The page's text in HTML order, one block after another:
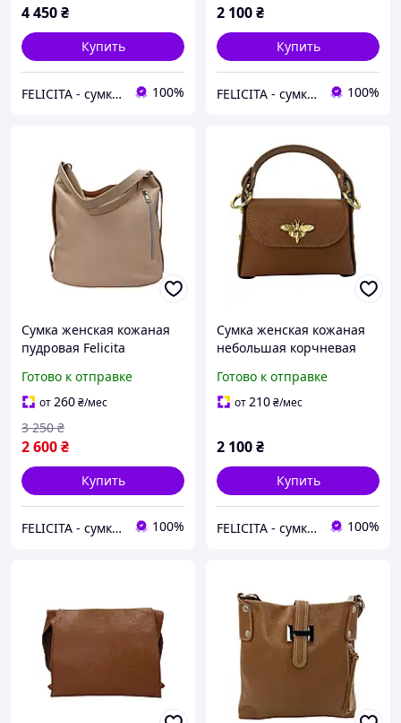
4 450₴
Купить
FELICITA - сумки і аксесуари з натуральної шкіри преміум класу 100%
2 100₴
Купить
FELICITA - сумки і аксесуари з натуральної шкіри преміум класу 100%
Сумка женская кожаная
пудровая Felicita
Готово к отправке
от260₴/мес
2 600₴
3 250 ₴
Купить
FELICITA - сумки і аксесуари з натуральної шкіри преміум класу 100%
Сумка женская кожаная
небольшая корчневая
Готово к отправке
от210₴/мес
2 100₴
Купить
FELICITA - сумки і аксесуари з натуральної шкіри преміум класу 100%